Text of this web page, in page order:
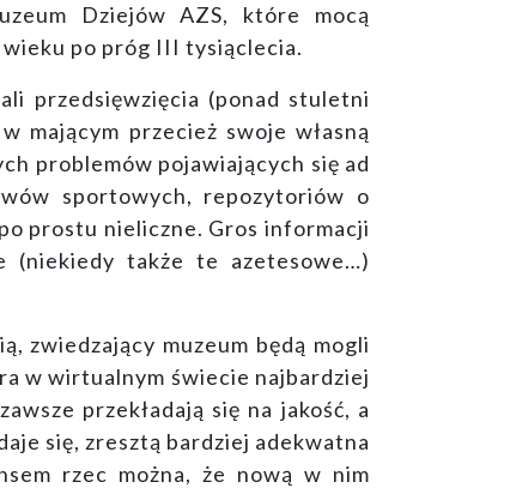
Dziejów AZS, które mocą
po próg III tysiąclecia.
przedsięwzięcia (ponad stuletni
mającym przecież swoje własną
problemów pojawiających się ad
sportowych, repozytoriów o
prostu nieliczne. Gros informacji
(niekiedy także te azetesowe…)
zwiedzający muzeum będą mogli
w wirtualnym świecie najbardziej
przekładają się na jakość, a
się, zresztą bardziej adekwatna
rzec można, że nową w nim